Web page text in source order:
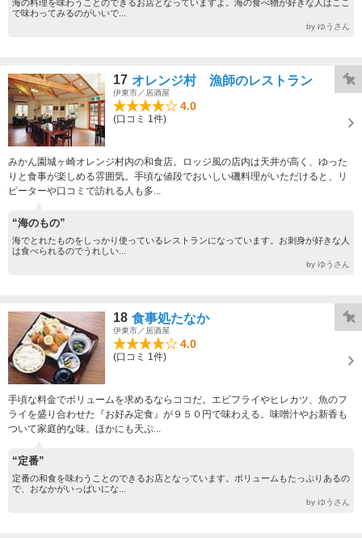
海の料理を味わうことのできるお店となっていますよ。海の食べ物が好きな人はここ
で味わってみるのがいいで...
by ゆうさん
17 オレンジ村 漁師のレストラン
伊東市／居酒屋
4.0
(口コミ 1件)
みかん園城ヶ崎オレンジ村内の和食店。ロッジ風の店内は天井が高く、ゆった
りと食事が楽しめる雰囲気。手頃な値段でおいしい磯料理がいただけると、リ
ピーターや口コミで訪れる人も多...
“海のもの”
海でとれたものをしっかり使っているレストランになっています。お刺身が好きな人
は食べられるのでうれしい...
by ゆうさん
18 食事処たなか
伊東市／居酒屋
4.0
(口コミ 1件)
手頃な料金でボリュームを求めるならココだ。エビフライやヒレカツ、魚のフ
ライを盛り合わせた『お好み定食』が９５０円で味わえる。味噌汁やお新香も
ついて家庭的な味。ほかにも天ぷ...
“定番”
定番の和食を味わうことのできるお店となっています。ボリュームもたっぷりあるの
で、おなかがいっぱいにな...
by ゆうさん